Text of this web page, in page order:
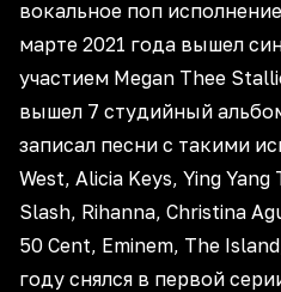
вокальное поп
марте 2021 года вышел
участием Megan Thee
вышел 7 студийный
записал песни с такими
West, Alicia Keys, Ying Yang
Slash, Rihanna, Christina
50 Cent, Eminem, The
году снялся в первой